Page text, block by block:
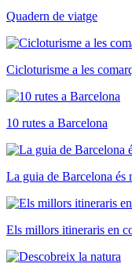
Quadern de viatge
Cicloturisme a les
10 rutes a Barcelona
La guia de Barcelona és
Els millors itineraris en